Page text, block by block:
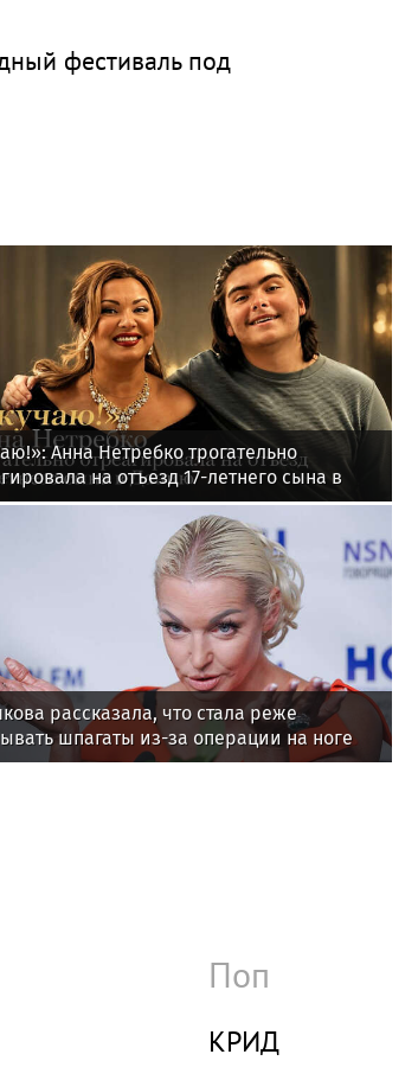
фестиваль под
Анна Нетребко трогательно
на отъезд 17-летнего сына в
рассказала, что стала реже
шпагаты из-за операции на ноге
Поп
КРИД